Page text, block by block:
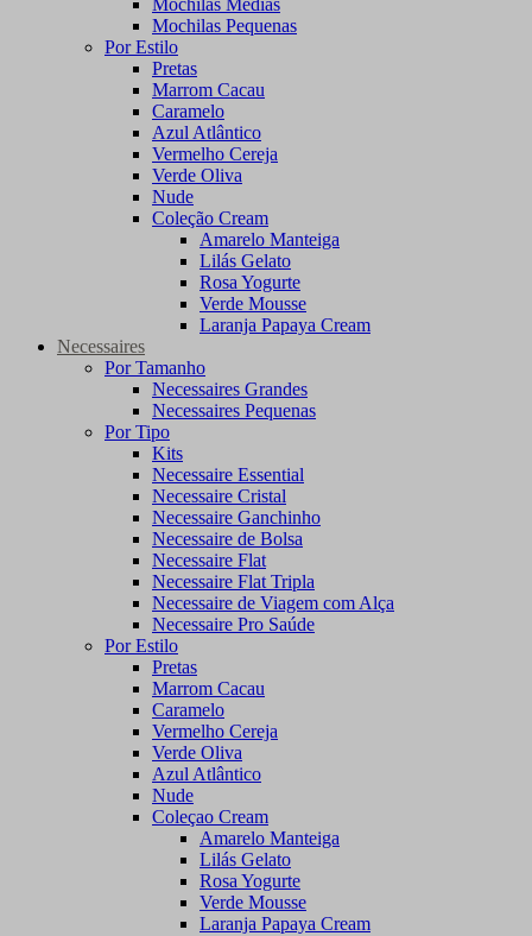
Mochilas Médias
Mochilas Pequenas
Por Estilo
Pretas
Marrom Cacau
Caramelo
Azul Atlântico
Vermelho Cereja
Verde Oliva
Nude
Coleção Cream
Amarelo Manteiga
Lilás Gelato
Rosa Yogurte
Verde Mousse
Laranja Papaya Cream
Necessaires
Por Tamanho
Necessaires Grandes
Necessaires Pequenas
Por Tipo
Kits
Necessaire Essential
Necessaire Cristal
Necessaire Ganchinho
Necessaire de Bolsa
Necessaire Flat
Necessaire Flat Tripla
Necessaire de Viagem com Alça
Necessaire Pro Saúde
Por Estilo
Pretas
Marrom Cacau
Caramelo
Vermelho Cereja
Verde Oliva
Azul Atlântico
Nude
Coleçao Cream
Amarelo Manteiga
Lilás Gelato
Rosa Yogurte
Verde Mousse
Laranja Papaya Cream